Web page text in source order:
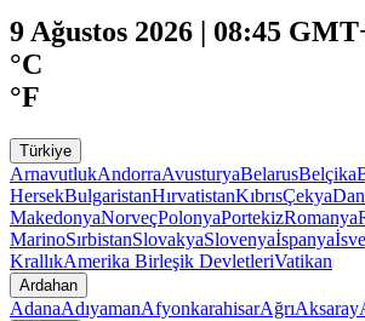
9 Ağustos 2026 | 08:45
°C
°F
Türkiye
ArnavutlukAndorraAvusturyaBelarusBelçika
HersekBulgaristanHırvatistanKıbrısÇekya
MakedonyaNorveçPolonyaPortekizRomanya
MarinoSırbistanSlovakyaSlovenyaİspanya
KrallıkAmerika Birleşik DevletleriVatikan
Ardahan
AdanaAdıyamanAfyonkarahisarAğrıAksaray